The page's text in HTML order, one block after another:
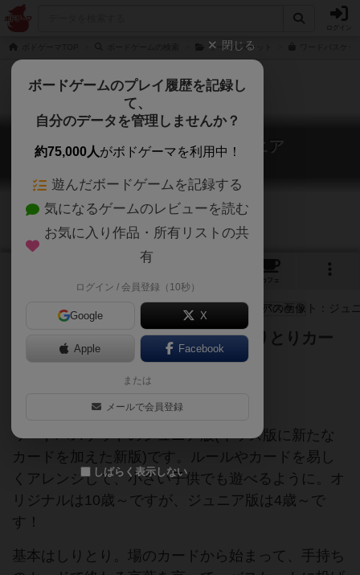
ワードバスケット
ワードバスケット：ジュニア
Word Basket: Junior
カフェ
大人も小さな子供も楽しめる、しりとりカー
ドゲーム！
ワードバスケットのジュニア版(キッズ版に新たな
カードを加えた新版)です。ルールやカードを易し
くアレンジして、小さい子供でも遊べるように。オ
リジナルは10歳～ですが、ジュニア版は4歳～で
す！
基本はしりとり。場のカードから始まって、手持ち
閉じる
ボードゲームのプレイ履歴を記録し
て、
自分のデータを管理しませんか？
約75,000人がボドゲーマを利用中！
遊んだボードゲームを記録する
気になるゲームのレビューを読む
お気に入り作品・所有リストの共
有
ログイン / 会員登録（10秒）
Google X
Apple Facebook
または
メールで会員登録
しばらく表示しない